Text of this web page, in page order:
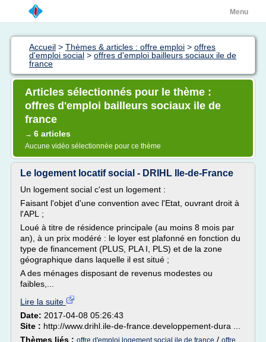
Menu
Accueil > Thèmes & articles : offre emploi > offres
d'emploi social > offres d'emploi bailleurs sociaux ile de
france
Articles sélectionnés pour le thème :
offres d'emploi bailleurs sociaux ile de
france
→ 6 articles
Aucune vidéo sélectionnée pour ce thème
Le logement locatif social - DRIHL Ile-de-France
Un logement social c'est un logement :
Faisant l'objet d'une convention avec l'Etat, ouvrant droit à
l'APL ;
Loué à titre de résidence principale (au moins 8 mois par
an), à un prix modéré : le loyer est plafonné en fonction du
type de financement (PLUS, PLA I, PLS) et de la zone
géographique dans laquelle il est situé ;
A des ménages disposant de revenus modestes ou
faibles,...
Lire la suite
Date: 2017-04-08 05:26:43
Site : http://www.drihl.ile-de-france.developpement-dura ...
Thèmes liés : offre d'emploi logement social ile de france / offre